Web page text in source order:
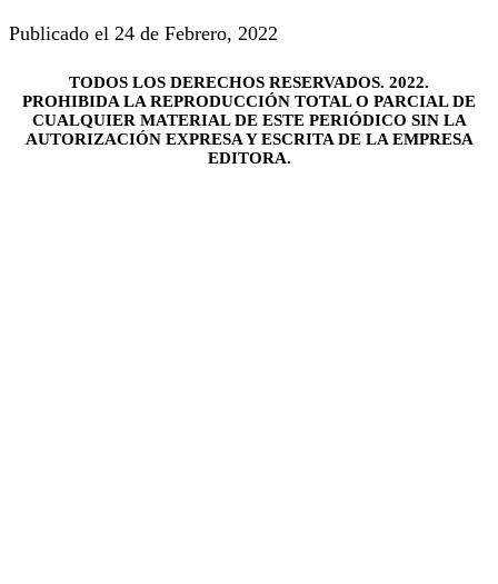
Publicado el 24 de Febrero, 2022
TODOS LOS DERECHOS RESERVADOS. 2022.
PROHIBIDA LA REPRODUCCIÓN TOTAL O PARCIAL DE
CUALQUIER MATERIAL DE ESTE PERIÓDICO SIN LA
AUTORIZACIÓN EXPRESA Y ESCRITA DE LA EMPRESA
EDITORA.